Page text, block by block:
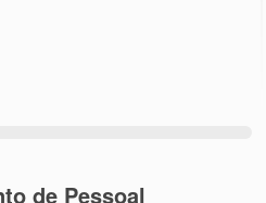
de Pessoal